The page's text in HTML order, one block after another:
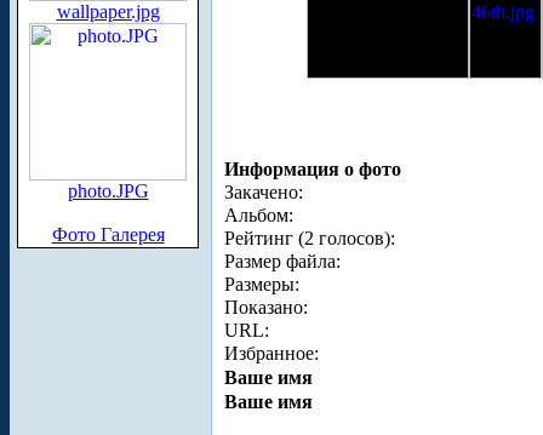
wallpaper.jpg
photo.JPG
Фото Галерея
Информация о фото
Закачено:
Альбом:
Рейтинг (2 голосов):
Размер файла:
Размеры:
Показано:
URL:
Избранное:
Ваше имя
Ваше имя